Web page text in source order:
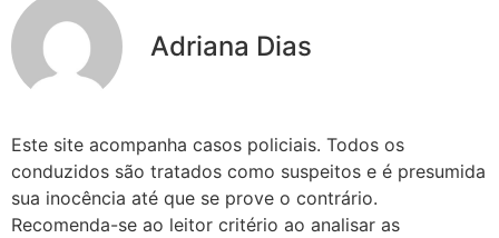
Adriana Dias
Este site acompanha casos policiais. Todos os
conduzidos são tratados como suspeitos e é presumida
sua inocência até que se prove o contrário.
Recomenda-se ao leitor critério ao analisar as